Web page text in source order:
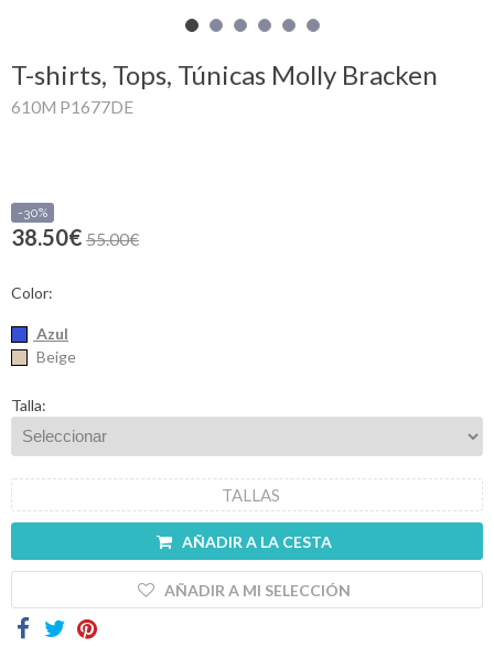
T-shirts, Tops, Túnicas Molly Bracken
610M P1677DE
-30%
38.50€ 55.00€
Color:
Azul
Beige
Talla:
TALLAS
AÑADIR A LA CESTA
AÑADIR A MI SELECCIÓN